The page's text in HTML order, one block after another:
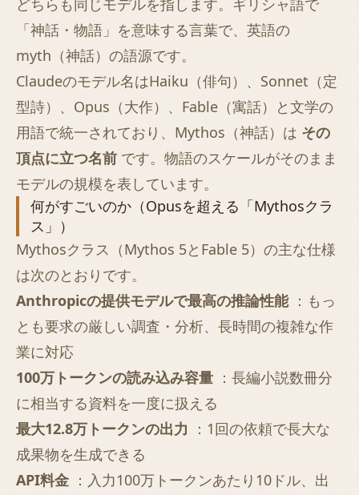
どちらも同じモデルを指します。ギリシャ語で
「神話・物語」を意味する言葉で、英語の
myth（神話）の語源です。
Claudeのモデル名はHaiku（俳句）、Sonnet（定
型詩）、Opus（大作）、Fable（寓話）と文学の
用語で統一されており、Mythos（神話）は その
頂点に立つ名前 です。物語のスケールがそのまま
モデルの規模を表しています。
何がすごいのか（Opusを超える「Mythosクラ
ス」）
Mythosクラス（Mythos 5とFable 5）の主な仕様
は次のとおりです。
Anthropicの提供モデルで最高の推論性能：もっ
とも要求の厳しい調査・分析、長時間の複雑な作
業に対応
100万トークンの読み込み容量 ：長編小説数冊分
に相当する資料を一度に扱える
最大12.8万トークンの出力 ：1回の依頼で長大な
成果物を生成できる
API料金 ：入力100万トークンあたり10ドル、出